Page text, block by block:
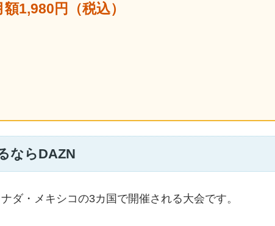
1,980円（税込）
ならDAZN
ダ・メキシコの3カ国で開催される大会です。